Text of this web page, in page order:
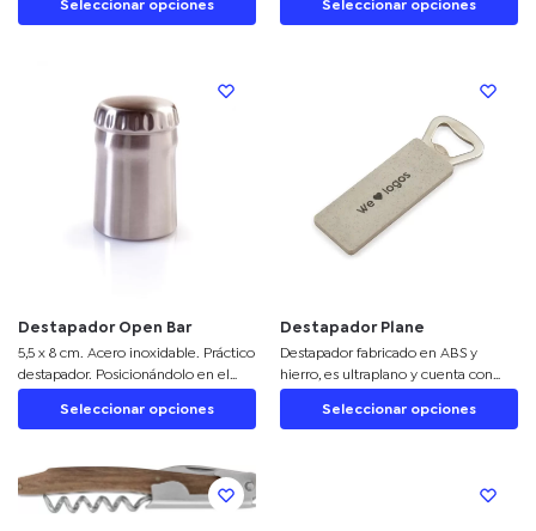
Consultar términos y condiciones del
la botella hasta que el corcho sale sin
Seleccionar opciones Seleccionar opciones
Destapador Open Bar
5,5 x 8 cm. Acero inoxidable. Práctico
destapador. Posicionándolo en el
pico y con una leve presión, se
destapa la botella sin abollar la
Presentación en caja de regalo.
Seleccionar opciones
Destapador Plane
Destapador fabricado en ABS y
hierro, es ultraplano y cuenta con
imán para colocarlo en la heladera.
Ideal para personalizar como artículo
Seleccionar opciones